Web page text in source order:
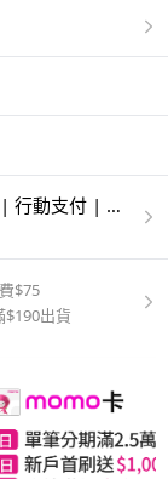
行動支付 | 超
$75
$190出貨